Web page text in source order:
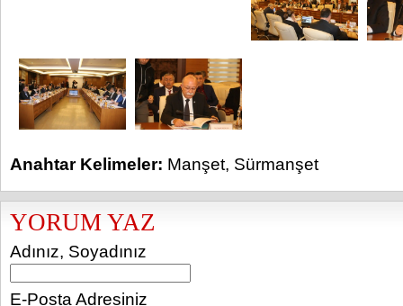
Anahtar Kelimeler: Manşet, Sürmanşet
YORUM YAZ
Adınız, Soyadınız
E-Posta Adresiniz